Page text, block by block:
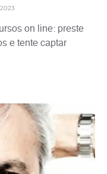
on line: preste
e tente captar